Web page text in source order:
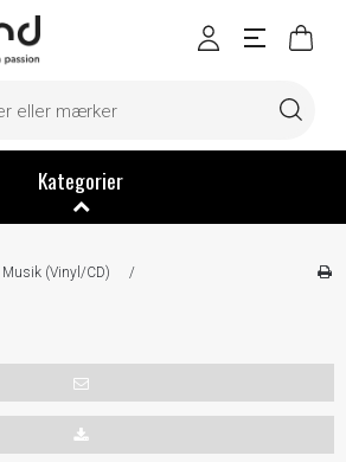
Kategorier
Musik (Vinyl/CD)
/